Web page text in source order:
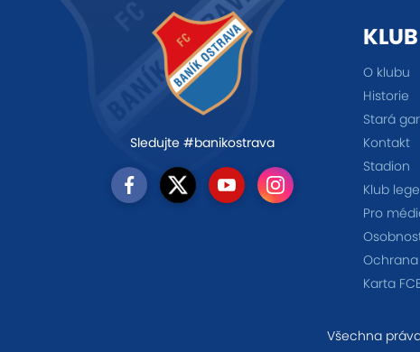
Sledujte #banikostrava
KLUB
O klubu
Historie
Stará
Kontakt
Stadion
Klub
Pro
Karta
Všechna